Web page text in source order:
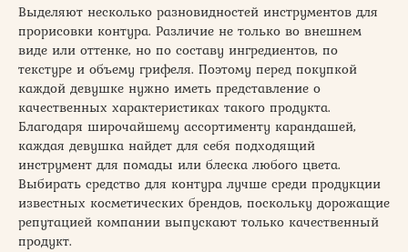
Выделяют несколько разновидностей инструментов для
прорисовки контура. Различие не только во внешнем
виде или оттенке, но по составу ингредиентов, по
текстуре и объему грифеля. Поэтому перед покупкой
каждой девушке нужно иметь представление о
качественных характеристиках такого продукта.
Благодаря широчайшему ассортименту карандашей,
каждая девушка найдет для себя подходящий
инструмент для помады или блеска любого цвета.
Выбирать средство для контура лучше среди продукции
известных косметических брендов, поскольку дорожащие
репутацией компании выпускают только качественный
продукт.